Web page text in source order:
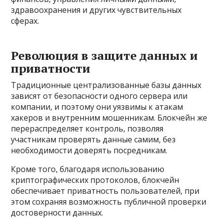
здравоохранения и других чувствительных
сферах.
Революция в защите данных и
приватности
Традиционные централизованные базы данных
зависят от безопасности одного сервера или
компании, и поэтому они уязвимы к атакам
хакеров и внутренним мошенникам. Блокчейн же
перераспределяет контроль, позволяя
участникам проверять данные самим, без
необходимости доверять посредникам.
Кроме того, благодаря использованию
криптографических протоколов, блокчейн
обеспечивает приватность пользователей, при
этом сохраняя возможность публичной проверки
достоверности данных.